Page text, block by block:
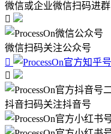
微信或企业微信扫码进群

微信扫码关注公众号


抖音扫码关注抖音号